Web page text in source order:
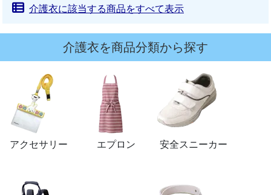
介護衣に該当する商品をすべて表示
介護衣を商品分類から探す
アクセサリー エプロン 安全スニーカー